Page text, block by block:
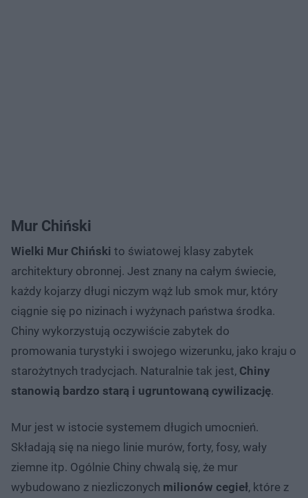
Mur Chiński
Wielki Mur Chiński to światowej klasy zabytek
architektury obronnej. Jest znany na całym świecie,
każdy kojarzy długi niczym wąż lub smok mur, który
ciągnie się po nizinach i wyżynach państwa środka.
Chiny wykorzystują oczywiście zabytek do
promowania turystyki i swojego wizerunku, jako kraju o
starożytnych tradycjach. Naturalnie tak jest, Chiny
stanowią bardzo starą i ugruntowaną cywilizację.
Mur jest w istocie systemem długich umocnień.
Składają się na niego linie murów, forty, fosy, wały
ziemne itp. Ogólnie Chiny chwalą się, że mur
wybudowano z niezliczonych milionów cegieł, które z